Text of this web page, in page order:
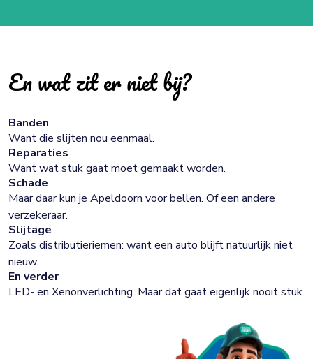
En wat zit er niet bij?
Banden
Want die slijten nou eenmaal.
Reparaties
Want wat stuk gaat moet gemaakt worden.
Schade
Maar daar kun je Apeldoorn voor bellen. Of een andere
verzekeraar.
Slijtage
Zoals distributieriemen: want een auto blijft natuurlijk niet
nieuw.
En verder
LED- en Xenonverlichting. Maar dat gaat eigenlijk nooit stuk.